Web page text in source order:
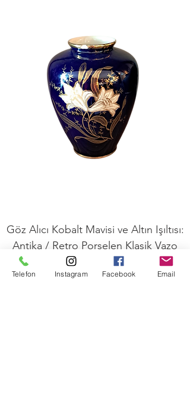
Göz Alıcı Kobalt Mavisi ve Altın Işıltısı:
Antika / Retro Porselen Klasik Vazo
₺1.850,00
Telefon Instagram Facebook Email